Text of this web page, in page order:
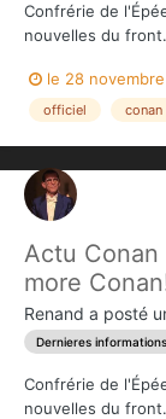
Confrérie de
nouvelles du
Adresses Les
En fonction de
le 28
officiel conan
Actu Conan
more
Renand a posté
Dernieres
Confrérie de
nouvelles du